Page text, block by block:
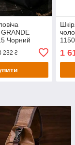
Чорний
232 ₴ 1